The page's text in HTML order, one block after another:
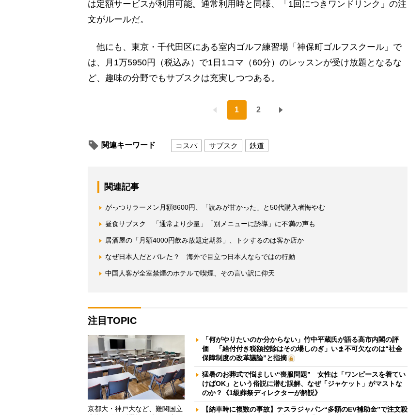
は定額サービスが利用可能。通常利用時と同様、「1回につきワンドリンク」の注
文がルールだ。
他にも、東京・千代田区にある室内ゴルフ練習場「神保町ゴルフスクール」で
は、月1万5950円（税込み）で1日1コマ（60分）のレッスンが受け放題となるな
ど、趣味の分野でもサブスクは充実しつつある。
1 2
関連キーワード コスパ サブスク 鉄道
関連記事
がっつりラーメン月額8600円、「読みが甘かった」と50代購入者悔やむ
昼食サブスク 「通常より少量」「別メニューに誘導」に不満の声も
居酒屋の「月額4000円飲み放題定期券」、トクするのは客か店か
なぜ日本人だとバレた？ 海外で目立つ日本人ならではの行動
中国人客が全室禁煙のホテルで喫煙、その言い訳に仰天
注目TOPIC
京都大・神戸大など、難関国立
「何がやりたいのか分からない」竹中平蔵氏が語る高市内閣の評
価 「給付付き税額控除はその場しのぎ」いま不可欠なのは“社会
保障制度の改革議論”と指摘
猛暑のお葬式で悩ましい“喪服問題” 女性は「ワンピースを着てい
けばOK」という俗説に潜む誤解、なぜ「ジャケット」がマストな
のか？《1級葬祭ディレクターが解説》
【納車時に複数の事故】テスラジャパン“多額のEV補助金”で注文殺